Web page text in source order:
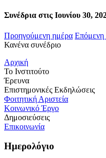
Συνέδρια στις Ιουνίου 30,
Προηγούμενη ημέρα Επόμενη
Κανένα συνέδριο
Αρχική
Το Ινστιτούτο
Έρευνα
Επιστημονικές Εκδηλώσεις
Φοιτητική Αριστεία
Κοινωνικό Έργο
Δημοσιεύσεις
Επικοινωνία
Ημερολόγιο